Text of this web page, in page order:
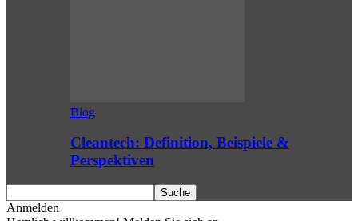
Blog
Cleantech: Definition, Beispiele &
Perspektiven
Anmelden